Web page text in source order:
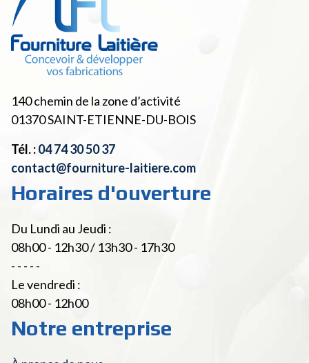
140 chemin de la zone d’activité
01370SAINT-ETIENNE-DU-BOIS
Tél. :04 74 30 50 37
contact@fourniture-laitiere.com
Horaires d'ouverture
Du Lundi au Jeudi :
08h00 - 12h30 / 13h30 - 17h30
- - - - -
Le vendredi :
08h00 - 12h00
Notre entreprise